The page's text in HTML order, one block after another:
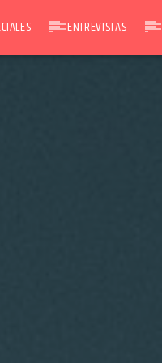
ENTREVISTAS